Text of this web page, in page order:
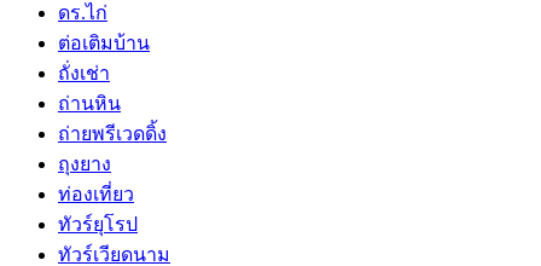
ดร.ไก่
ต่อเติมบ้าน
ถั่งเช่า
ถ่านหิน
ถ่ายพรีเวดดิ้ง
ถุงยาง
ท่องเที่ยว
ทัวร์ยุโรป
ทัวร์เวียดนาม